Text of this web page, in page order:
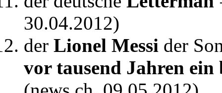
30.04.2012)
der Lionel Messi der
vor tausend Jahren